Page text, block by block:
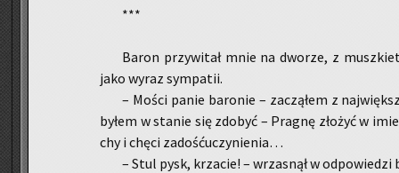
***
Baron przy­wi­tał mnie na dwo­rze, z
jako wyraz sym­pa­tii.
– Mości panie ba­ro­nie – za­czą­łem z
byłem w sta­nie się zdo­być – Pra­gnę zło­żyć w
chy i chęci za­dość­uczy­nie­nia…
– Stul pysk, krza­cie! – wrza­snął w od­po­wie­dzi